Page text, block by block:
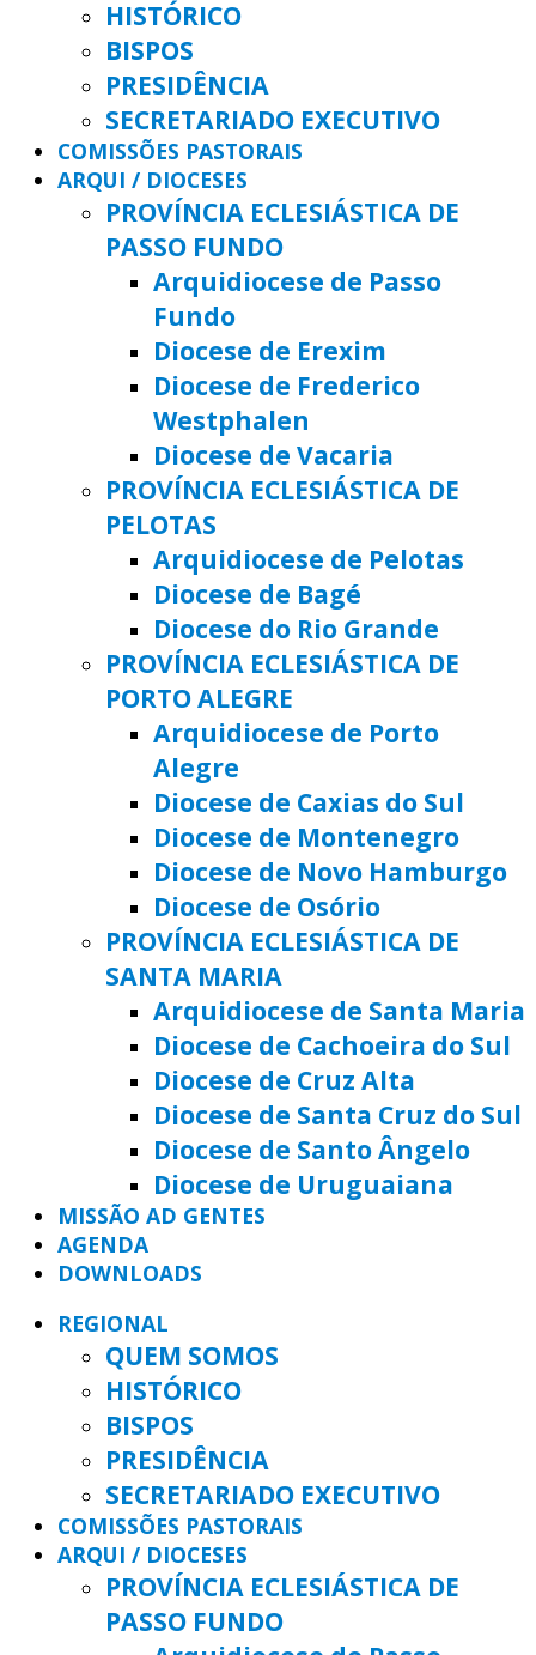
HISTÓRICO
BISPOS
PRESIDÊNCIA
SECRETARIADO EXECUTIVO
COMISSÕES PASTORAIS
ARQUI / DIOCESES
PROVÍNCIA ECLESIÁSTICA DE
PASSO FUNDO
Arquidiocese de Passo
Fundo
Diocese de Erexim
Diocese de Frederico
Westphalen
Diocese de Vacaria
PROVÍNCIA ECLESIÁSTICA DE
PELOTAS
Arquidiocese de Pelotas
Diocese de Bagé
Diocese do Rio Grande
PROVÍNCIA ECLESIÁSTICA DE
PORTO ALEGRE
Arquidiocese de Porto
Alegre
Diocese de Caxias do Sul
Diocese de Montenegro
Diocese de Novo Hamburgo
Diocese de Osório
PROVÍNCIA ECLESIÁSTICA DE
SANTA MARIA
Arquidiocese de Santa Maria
Diocese de Cachoeira do Sul
Diocese de Cruz Alta
Diocese de Santa Cruz do Sul
Diocese de Santo Ângelo
Diocese de Uruguaiana
MISSÃO AD GENTES
AGENDA
DOWNLOADS
REGIONAL
QUEM SOMOS
HISTÓRICO
BISPOS
PRESIDÊNCIA
SECRETARIADO EXECUTIVO
COMISSÕES PASTORAIS
ARQUI / DIOCESES
PROVÍNCIA ECLESIÁSTICA DE
PASSO FUNDO